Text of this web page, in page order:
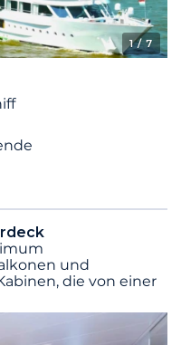
1/ 7
und
die von einer